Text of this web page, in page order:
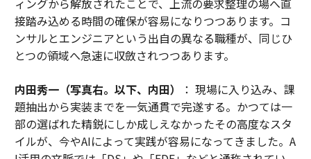
接踏み込める時間の確保が容易になりつつあります。コ
ンサルとエンジニアという出自の異なる職種が、同じひ
とつの領域へ急速に収斂されつつあります。
内田秀一（写真右。以下、内田）
： 現場に入り込み、課
題抽出から実装までを一気通貫で完遂する。かつては一
部の選ばれた精鋭にしか成しえなかったその高度なスタ
イルが、今やAIによって実践が容易になってきました。A